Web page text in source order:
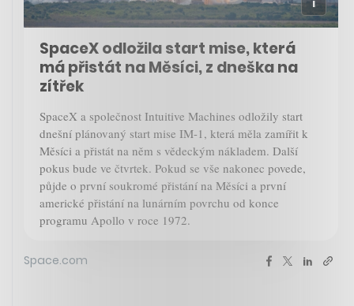
SpaceX odložila start mise, která
má přistát na Měsíci, z dneška na
zítřek
SpaceX a společnost Intuitive Machines odložily start
dnešní plánovaný start mise IM-1, která měla zamířit k
Měsíci a přistát na něm s vědeckým nákladem. Další
pokus bude ve čtvrtek. Pokud se vše nakonec povede,
půjde o první soukromé přistání na Měsíci a první
americké přistání na lunárním povrchu od konce
programu Apollo v roce 1972.
Space.com